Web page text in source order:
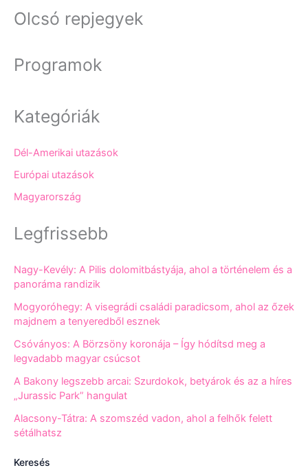
Olcsó repjegyek
Programok
Kategóriák
Dél-Amerikai utazások
Európai utazások
Magyarország
Legfrissebb
Nagy-Kevély: A Pilis dolomitbástyája, ahol a történelem és a
panoráma randizik
Mogyoróhegy: A visegrádi családi paradicsom, ahol az őzek
majdnem a tenyeredből esznek
Csóványos: A Börzsöny koronája – Így hódítsd meg a
legvadabb magyar csúcsot
A Bakony legszebb arcai: Szurdokok, betyárok és az a híres
„Jurassic Park” hangulat
Alacsony-Tátra: A szomszéd vadon, ahol a felhők felett
sétálhatsz
Keresés